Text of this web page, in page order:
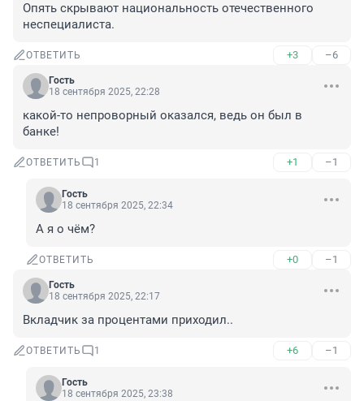
Опять скрывают национальность отечественного
неспециалиста.
ОТВЕТИТЬ +3 –6
Гость
18 сентября 2025, 22:28
какой-то непроворный оказался, ведь он был в
банке!
ОТВЕТИТЬ 1 +1 –1
Гость
18 сентября 2025, 22:34
А я о чём?
ОТВЕТИТЬ +0 –1
Гость
18 сентября 2025, 22:17
Вкладчик за процентами приходил..
ОТВЕТИТЬ 1 +6 –1
Гость
18 сентября 2025, 23:38